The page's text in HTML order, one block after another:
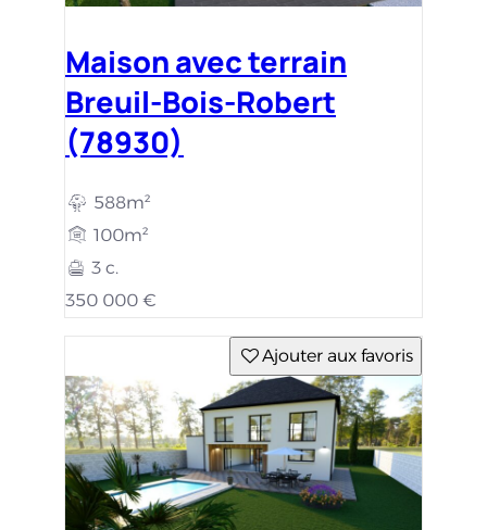
Maison avec terrain
Breuil-Bois-Robert
(78930)
588m²
100m²
3 c.
350 000 €
Ajouter aux favoris